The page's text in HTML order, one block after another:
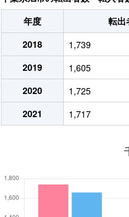
年度
転出
2018
1,739
2019
1,605
2020
1,725
2021
1,717